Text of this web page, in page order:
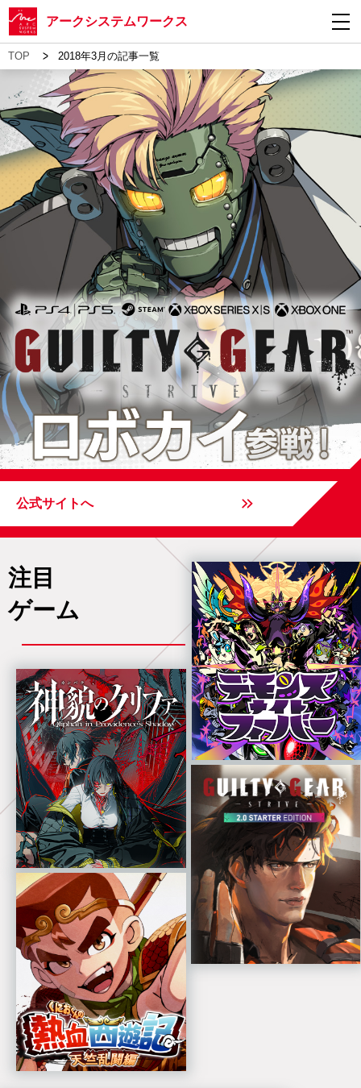
アークシステムワークス
TOP > 2018年3月の記事一覧
公式サイトへ
注目
ゲーム